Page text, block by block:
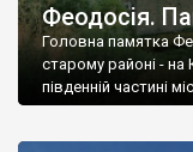
Феодосія.
Головна памятка
старому районі - на
південній частині